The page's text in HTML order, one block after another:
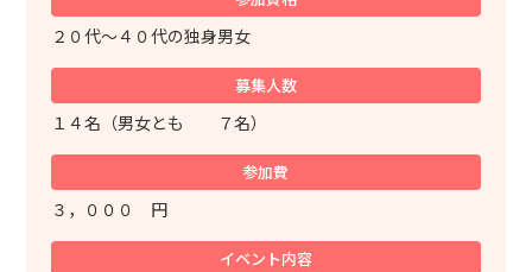
２０代～４０代の独身男女
募集人数
１４名（男女とも ７名）
参加費
３，０００ 円
イベント内容